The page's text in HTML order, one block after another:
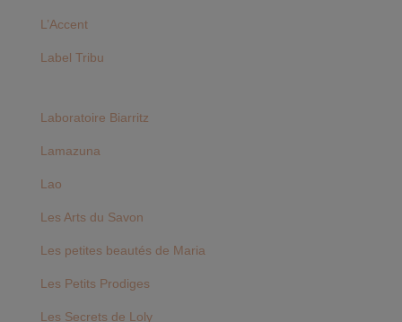
L’Accent
Label Tribu
Laboratoire Biarritz
Lamazuna
Lao
Les Arts du Savon
Les petites beautés de Maria
Les Petits Prodiges
Les Secrets de Loly